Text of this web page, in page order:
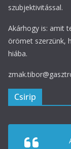
szubjektivitással.
Akárhogy is: amit
örömet szerzünk,
hiába.
Csirip